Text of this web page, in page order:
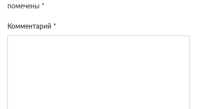
помечены *
Комментарий *